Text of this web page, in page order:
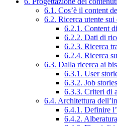
6.1. Cos’è il content
6.2. Ricerca utente
6.2.1. Content
6.2.2. Dati di
6.2.3. Ricerca
6.2.4. Ricerca
6.3. Dalla ricerca ai
6.3.1. User
6.3.2. Job
6.3.3. Criteri di
6.4. Architettura
6.4.1. Definire
6.4.2. Alberatura